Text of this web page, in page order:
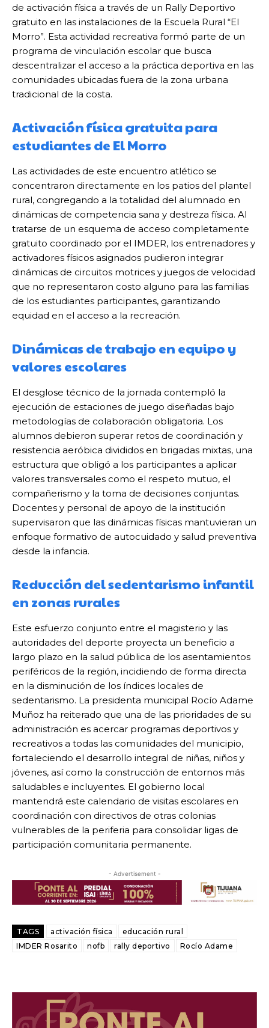
de activación física a través de un Rally Deportivo
gratuito en las instalaciones de la Escuela Rural “El
Morro”. Esta actividad recreativa formó parte de un
programa de vinculación escolar que busca
descentralizar el acceso a la práctica deportiva en las
comunidades ubicadas fuera de la zona urbana
tradicional de la costa.
Activación física gratuita para
estudiantes de El Morro
Las actividades de este encuentro atlético se
concentraron directamente en los patios del plantel
rural, congregando a la totalidad del alumnado en
dinámicas de competencia sana y destreza física. Al
tratarse de un esquema de acceso completamente
gratuito coordinado por el IMDER, los entrenadores y
activadores físicos asignados pudieron integrar
dinámicas de circuitos motrices y juegos de velocidad
que no representaron costo alguno para las familias
de los estudiantes participantes, garantizando
equidad en el acceso a la recreación.
Dinámicas de trabajo en equipo y
valores escolares
El desglose técnico de la jornada contempló la
ejecución de estaciones de juego diseñadas bajo
metodologías de colaboración obligatoria. Los
alumnos debieron superar retos de coordinación y
resistencia aeróbica divididos en brigadas mixtas, una
estructura que obligó a los participantes a aplicar
valores transversales como el respeto mutuo, el
compañerismo y la toma de decisiones conjuntas.
Docentes y personal de apoyo de la institución
supervisaron que las dinámicas físicas mantuvieran un
enfoque formativo de autocuidado y salud preventiva
desde la infancia.
Reducción del sedentarismo infantil
en zonas rurales
Este esfuerzo conjunto entre el magisterio y las
autoridades del deporte proyecta un beneficio a
largo plazo en la salud pública de los asentamientos
periféricos de la región, incidiendo de forma directa
en la disminución de los índices locales de
sedentarismo. La presidenta municipal Rocío Adame
Muñoz ha reiterado que una de las prioridades de su
administración es acercar programas deportivos y
recreativos a todas las comunidades del municipio,
fortaleciendo el desarrollo integral de niñas, niños y
jóvenes, así como la construcción de entornos más
saludables e incluyentes. El gobierno local
mantendrá este calendario de visitas escolares en
coordinación con directivos de otras colonias
vulnerables de la periferia para consolidar ligas de
participación comunitaria permanente.
- Advertisement -
TAGS activación física
educación rural
IMDER Rosarito
nofb rally deportivo Rocío Adame